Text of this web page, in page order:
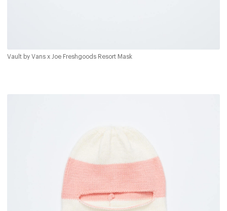
Vault by Vans x Joe Freshgoods Resort Mask